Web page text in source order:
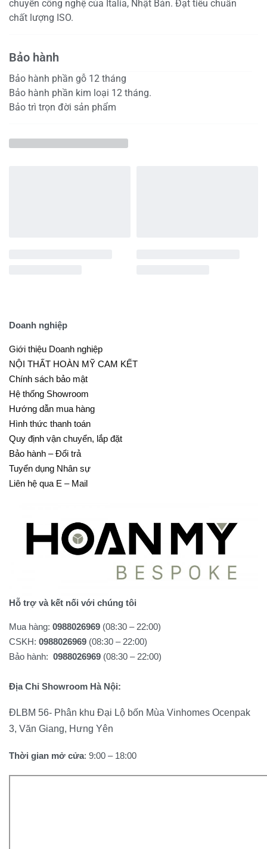
chuyền công nghệ của Italia, Nhật Bản. Đạt tiêu chuẩn
chất lượng ISO.
Bảo hành
Bảo hành phần gỗ 12 tháng
Bảo hành phần kim loại 12 tháng.
Bảo trì trọn đời sản phẩm
Doanh nghiệp
Giới thiệu Doanh nghiệp
NỘI THẤT HOÀN MỸ CAM KẾT
Chính sách bảo mật
Hệ thống Showroom
Hướng dẫn mua hàng
Hình thức thanh toán
Quy định vận chuyển, lắp đặt
Bảo hành – Đổi trả
Tuyển dụng Nhân sự
Liên hệ qua E – Mail
Hỗ trợ và kết nối với chúng tôi
Mua hàng: 0988026969 (08:30 – 22:00)
CSKH: 0988026969 (08:30 – 22:00)
Bảo hành: 0988026969 (08:30 – 22:00)
Địa Chỉ Showroom Hà Nội:
ĐLBM 56- Phân khu Đại Lộ bốn Mùa Vinhomes Ocenpak
3, Văn Giang, Hưng Yên
Thời gian mở cửa: 9:00 – 18:00